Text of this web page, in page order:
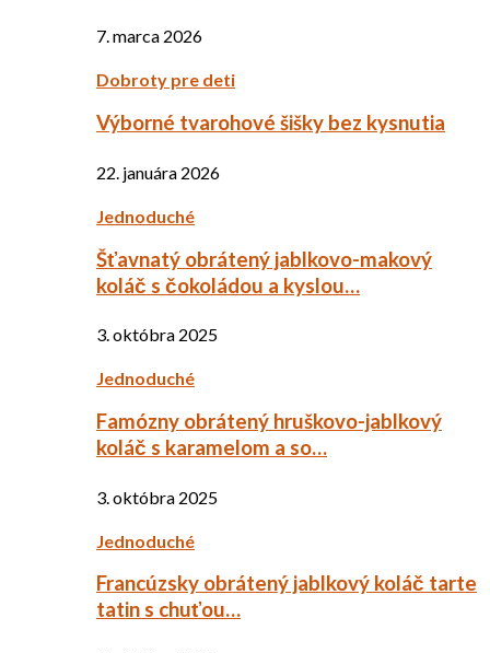
7. marca 2026
Dobroty pre deti
Výborné tvarohové šišky bez kysnutia
22. januára 2026
Jednoduché
Šťavnatý obrátený jablkovo-makový
koláč s čokoládou a kyslou…
3. októbra 2025
Jednoduché
Famózny obrátený hruškovo-jablkový
koláč s karamelom a so…
3. októbra 2025
Jednoduché
Francúzsky obrátený jablkový koláč tarte
tatin s chuťou…